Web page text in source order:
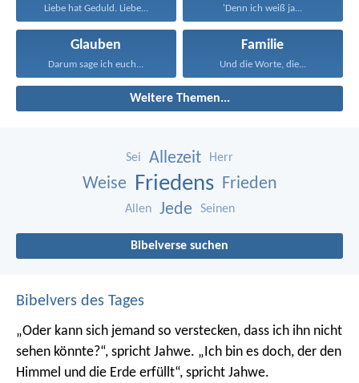
Liebe hat Geduld. Liebe... 'Denn ich weiß ja...
Glauben
Darum sage ich euch...
Familie
Und die Worte, die...
Weitere Themen...
Sei Allezeit Herr
Weise Friedens Frieden
Allen Jede Seinen
Bibelverse suchen
Bibelvers des Tages
„Oder kann sich jemand so verstecken, dass ich ihn nicht
sehen könnte?“, spricht Jahwe. „Ich bin es doch, der den
Himmel und die Erde erfüllt“, spricht Jahwe.